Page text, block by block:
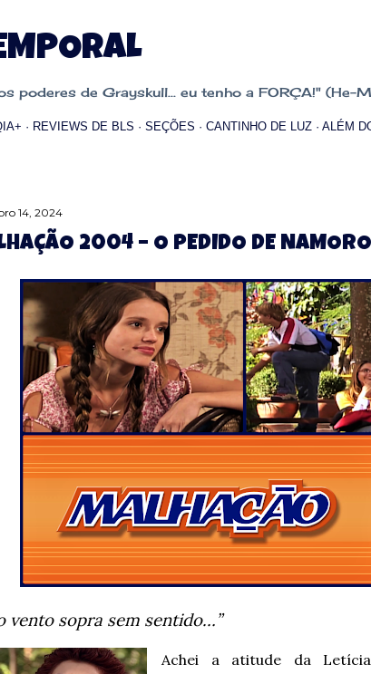
poderes de Grayskull... eu tenho a FORÇA!" (He-
REVIEWS DE BLS SEÇÕES CANTINHO DE LUZ ALÉM
14, 2024
2004 – O PEDIDO DE NAMORO
vento sopra sem sentido…”
Achei a atitude da